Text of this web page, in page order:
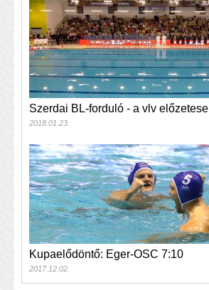
Szerdai BL-forduló - a vlv előzetese
2018.01.23.
Kupaelődöntő: Eger-OSC 7:10
2017.12.02.